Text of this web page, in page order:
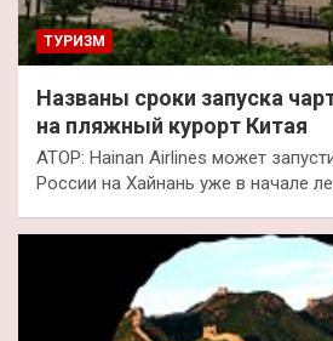
ТУРИЗМ
Названы сроки запуска
на пляжный курорт Китая
АТОР: Hainan Airlines может
России на Хайнань уже в начале